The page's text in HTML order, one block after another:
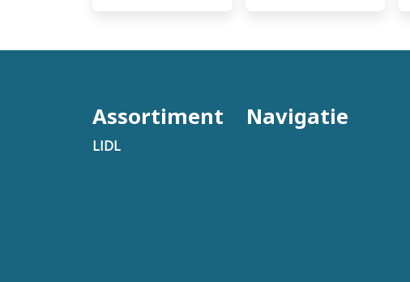
Assortiment
LIDL
Navigatie